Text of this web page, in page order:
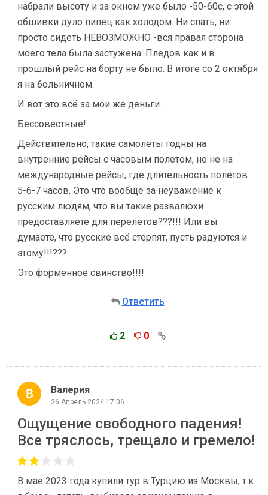
набрали высоту и за окном уже было -50-60с, с этой
обшивки дуло пипец как холодом. Ни спать, ни
просто сидеть НЕВОЗМОЖНО -вся правая сторона
моего тела была застужена. Пледов как и в
прошлый рейс на борту не было. В итоге со 2 октября
я на больничном.
И вот это всё за мои же деньги.
Бессовестные!
Действительно, такие самолеты годны на
внутренние рейсы с часовым полетом, но не на
международные рейсы, где длительность полетов
5-6-7 часов. Это что вообще за неуважение к
русским людям, что вы такие развалюхи
предоставляете для перелетов???!!! Или вы
думаете, что русские всё стерпят, пусть радуются и
этому!!!???
Это форменное свинство!!!!
Ответить
2 0
Валерия
26 Апрель 2024 17:06
Ощущение свободного падения!
Все тряслось, трещало и гремело!
В мае 2023 года купили тур в Турцию из Москвы, т.к